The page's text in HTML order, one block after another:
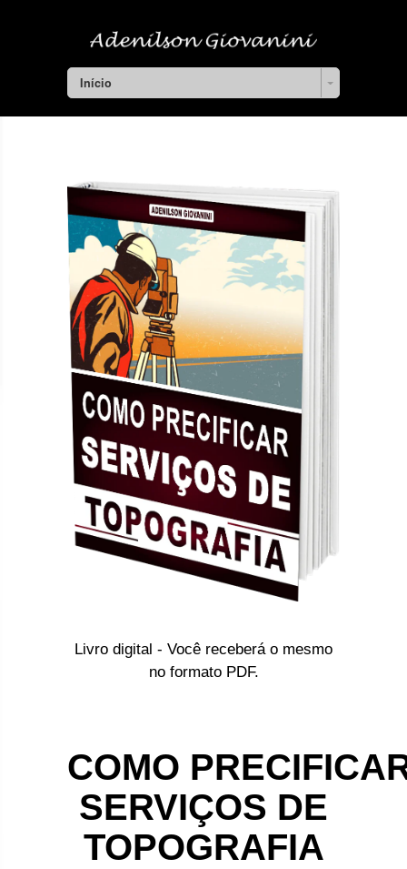
Início
Livro digital - Você receberá o mesmo
no formato PDF.
COMO
SERVIÇOS DE
TOPOGRAFIA